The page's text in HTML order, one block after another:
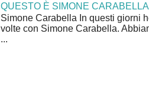
QUESTO È SIMONE CARABELLA
Simone Carabella In questi giorni
volte con Simone Carabella.
...